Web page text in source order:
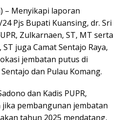
– Menyikapi laporan
Pjs Bupati Kuansing, dr. Sri
Zulkarnaen, ST, MT serta
juga Camat Sentajo Raya,
jembatan putus di
dan Pulau Komang.
dan Kadis PUPR,
pembangunan jembatan
tahun 2025 mendatang,